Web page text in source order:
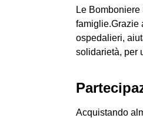
Le
famiglie.Grazie
ospedalieri,
solidarietà, per
Acquistando